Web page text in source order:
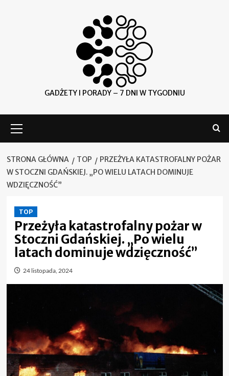
GADŻETY I PORADY – 7 DNI W TYGODNIU
główne
STRONA GŁÓWNA TOP
PRZEŻYŁA KATASTROFALNY POŻAR
W STOCZNI GDAŃSKIEJ. „PO WIELU LATACH DOMINUJE
WDZIĘCZNOŚĆ”
TOP
Przeżyła katastrofalny pożar w
Stoczni Gdańskiej. „Po wielu
latach dominuje wdzięczność”
24 listopada, 2024